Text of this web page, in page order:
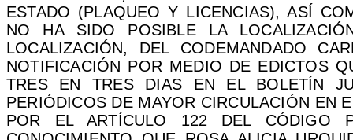
ESTADO (PLAQUEO Y LICENCIAS), ASÍ
NO HA SIDO POSIBLE LA
LOCALIZACIÓN, DEL CODEMANDADO
NOTIFICACIÓN POR MEDIO DE EDICTOS
TRES EN TRES DIAS EN EL BOLETÍN
PERIÓDICOS DE MAYOR CIRCULACIÓN EN
POR EL ARTÍCULO 122 DEL CÓDIGO